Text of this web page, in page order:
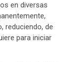
en diversas
reduciendo, de
para iniciar